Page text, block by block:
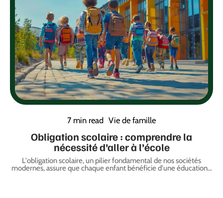
7 min read Vie de famille
Obligation scolaire : comprendre la
nécessité d’aller à l’école
L'obligation scolaire, un pilier fondamental de nos sociétés
modernes, assure que chaque enfant bénéficie d'une éducation…